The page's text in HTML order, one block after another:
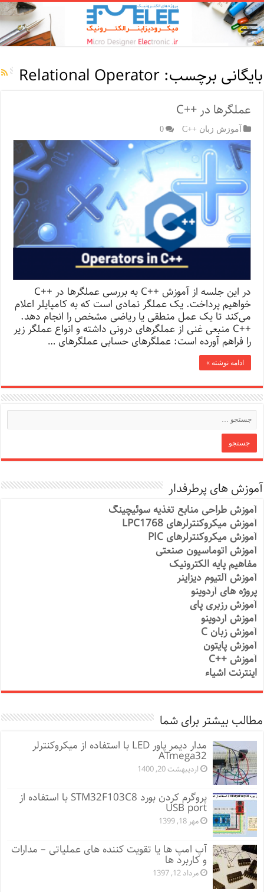
بایگانی برچسب:Relational Operator
عملگرها در ++C
آموزش زبان ++C 0
در این جلسه از آموزش ++C به بررسی عملگرها در ++C
خواهیم پرداخت. یک عملگر نمادی است که به کامپایلر اعلام
می‌کند تا یک عمل منطقی یا ریاضی مشخص را انجام دهد.
++C منبعی غنی از عملگرهای درونی داشته و انواع عملگر زیر
را فراهم آورده است: عملگرهای حسابی عملگرهای …
ادامه نوشته »
آموزش های پرطرفدار
آموزش طراحی منابع تغذیه سوئیچینگ
آموزش میکروکنترلرهای LPC1768
آموزش میکروکنترلرهای PIC
آموزش اتوماسیون صنعتی
مفاهیم پایه الکترونیک
آموزش آلتیوم دیزاینر
پروژه های آردوینو
آموزش رزبری پای
آموزش آردوینو
آموزش زبان C
آموزش پایتون
آموزش ++C
اینترنت اشیاء
مطالب بیشتر برای شما
مدار دیمر پاور LED با استفاده از میکروکنترلر
ATmega32
اردیبهشت 20, 1400
پروگرم کردن بورد STM32F103C8 با استفاده از
USB port
مهر 18, 1399
آپ امپ ها یا تقویت کننده های عملیاتی – مدارات
و کاربرد ها
مرداد 12, 1397